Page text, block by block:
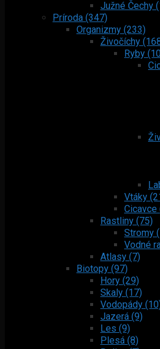
Južné Čechy
Príroda (347)
Organizmy (233)
Živočíchy
Ryby
Vtáky
Cicavce
Rastliny (75)
Stromy
Vodné
Atlasy (7)
Biotopy (97)
Hory (29)
Skaly (17)
Vodopády
Jazerá (9)
Les (9)
Plesá (8)